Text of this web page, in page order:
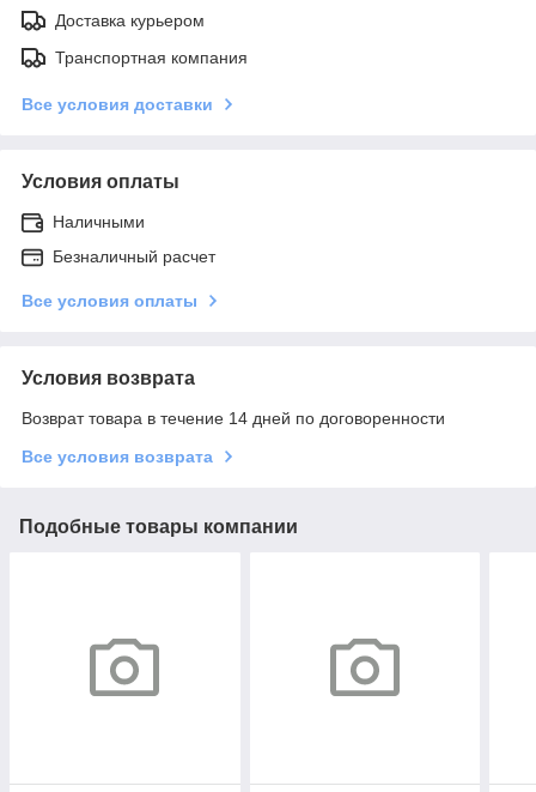
Доставка курьером
Транспортная компания
Все условия доставки
Условия оплаты
Наличными
Безналичный расчет
Все условия оплаты
Условия возврата
Возврат товара в течение 14 дней по договоренности
Все условия возврата
Подобные товары компании